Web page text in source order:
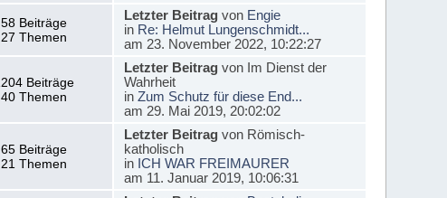
58 Beiträge
27 Themen
Letzter Beitragvon Engie
in Re: Helmut Lungenschmidt...
am 23. November 2022, 10:22:27
Beiträge
40 Themen
Letzter Beitragvon Im Dienst der
Wahrheit
in Zum Schutz für diese End...
am 29. Mai 2019, 20:02:02
65 Beiträge
21 Themen
Letzter Beitragvon Römisch-
katholisch
in ICH WAR FREIMAURER
am 11. Januar 2019, 10:06:31